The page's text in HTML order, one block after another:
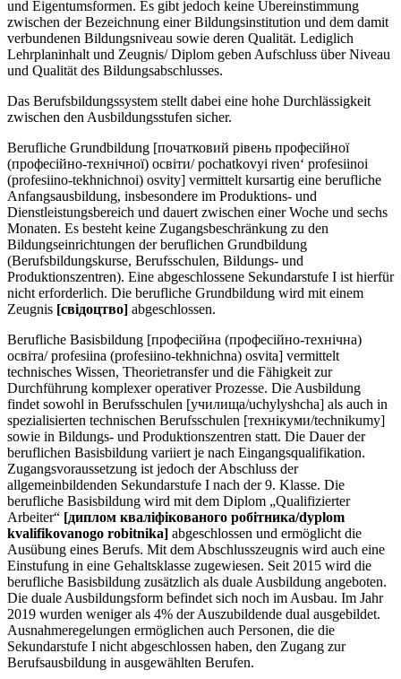
und Eigentumsformen. Es gibt jedoch keine Übereinstimmung
zwischen der Bezeichnung einer Bildungsinstitution und dem damit
verbundenen Bildungsniveau sowie deren Qualität. Lediglich
Lehrplaninhalt und Zeugnis/ Diplom geben Aufschluss über Niveau
und Qualität des Bildungsabschlusses.
Das Berufsbildungssystem stellt dabei eine hohe Durchlässigkeit
zwischen den Ausbildungsstufen sicher.
Berufliche Grundbildung [початковий рівень професійної
(професійно-технічної) освіти/ pochatkovyi riven‘ profesiinoi
(profesiino-tekhnichnoi) osvity] vermittelt kursartig eine berufliche
Anfangsausbildung, insbesondere im Produktions- und
Dienstleistungsbereich und dauert zwischen einer Woche und sechs
Monaten. Es besteht keine Zugangsbeschränkung zu den
Bildungseinrichtungen der beruflichen Grundbildung
(Berufsbildungskurse, Berufsschulen, Bildungs- und
Produktionszentren). Eine abgeschlossene Sekundarstufe I ist hierfür
nicht erforderlich. Die berufliche Grundbildung wird mit einem
Zeugnis [свiдоцтво] abgeschlossen.
Berufliche Basisbildung [професійна (професійно-технічна)
освіта/ profesiina (profesiino-tekhnichna) osvita] vermittelt
technisches Wissen, Theorietransfer und die Fähigkeit zur
Durchführung komplexer operativer Prozesse. Die Ausbildung
findet sowohl in Berufsschulen [училища/uchylyshcha] als auch in
spezialisierten technischen Berufsschulen [технікуми/technikumy]
sowie in Bildungs- und Produktionszentren statt. Die Dauer der
beruflichen Basisbildung variiert je nach Eingangsqualifikation.
Zugangsvoraussetzung ist jedoch der Abschluss der
allgemeinbildenden Sekundarstufe I nach der 9. Klasse. Die
berufliche Basisbildung wird mit dem Diplom „Qualifizierter
Arbeiter“ [диплом кваліфікованого робітника/dyplom
kvalifikovanogo robitnika] abgeschlossen und ermöglicht die
Ausübung eines Berufs. Mit dem Abschlusszeugnis wird auch eine
Einstufung in eine Gehaltsklasse zugewiesen. Seit 2015 wird die
berufliche Basisbildung zusätzlich als duale Ausbildung angeboten.
Die duale Ausbildungsform befindet sich noch im Ausbau. Im Jahr
2019 wurden weniger als 4% der Auszubildende dual ausgebildet.
Ausnahmeregelungen ermöglichen auch Personen, die die
Sekundarstufe I nicht abgeschlossen haben, den Zugang zur
Berufsausbildung in ausgewählten Berufen.